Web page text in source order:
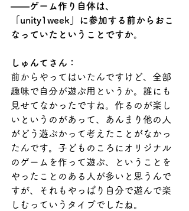
――ゲーム作り自体は、
「unity1week」に参加する前からおこ
なっていたということですか。
しゅんてさん：
前からやってはいたんですけど、全部
趣味で自分が遊ぶ用というか。誰にも
見せてなかったですね。作るのが楽し
いというのがあって、あんまり他の人
がどう遊ぶかって考えたことがなかっ
たんです。子どものころにオリジナル
のゲームを作って遊ぶ、ということを
やったことのある人が多いと思うんで
すが、それもやっぱり自分で遊んで楽
しむっていうタイプでしたね。